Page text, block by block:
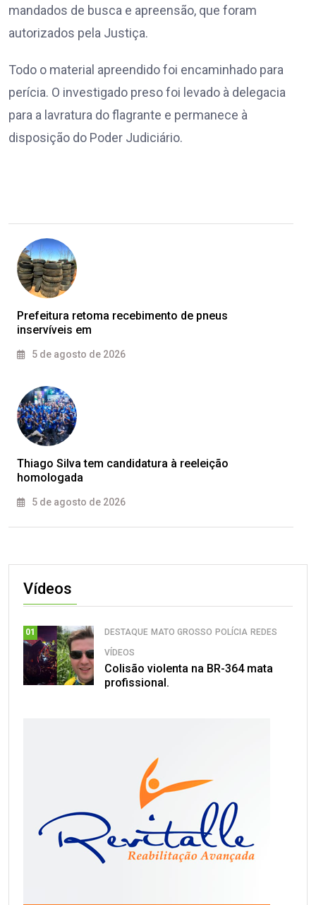
mandados de busca e apreensão, que foram
autorizados pela Justiça.
Todo o material apreendido foi encaminhado para
perícia. O investigado preso foi levado à delegacia
para a lavratura do flagrante e permanece à
disposição do Poder Judiciário.
Prefeitura retoma recebimento de pneus
inservíveis em
5 de agosto de 2026
Thiago Silva tem candidatura à reeleição
homologada
5 de agosto de 2026
Vídeos
01 DESTAQUE MATO GROSSO POLÍCIA REDES
VÍDEOS
Colisão violenta na BR-364 mata
profissional.